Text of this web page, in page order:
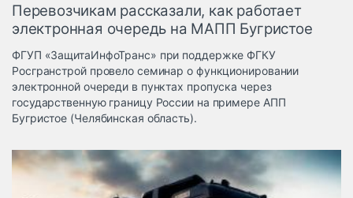
Таможня и ВЭД
грузовые
терминалы
Коммерческий
транспорт
Автосервис,
запчасти, шины
Перевозчикам рассказали, как работает
электронная очередь на МАПП Бугристое
ФГУП «ЗащитаИнфоТранс» при поддержке ФГКУ
Росгранстрой провело семинар о функционировании
электронной очереди в пунктах пропуска через
государственную границу России на примере АПП
Бугристое (Челябинская область).